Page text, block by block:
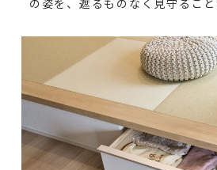
の姿を、遮るものなく見守ること